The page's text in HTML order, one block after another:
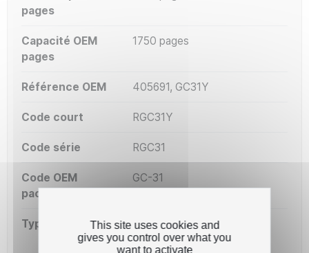
pages
Capacité OEM
pages
1750 pages
Référence OEM 405691, GC31Y
Code court RGC31Y
Code série RGC31
Code OEM
packaging
GC-31
Type de capacité Standard
This site uses cookies and
gives you control over what you
want to activate